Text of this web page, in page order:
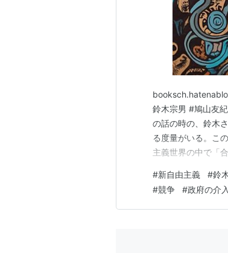
鈴木宗男 #鳩山友
の話の時の、鈴木
る度量がいる。こ
主義世界の中で「
中で、「合理的」
や?と考え…
#新自由主義 #鈴
#競争 #政府の介入